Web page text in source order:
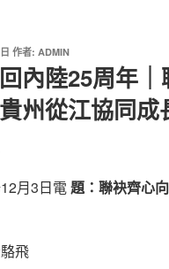
作者: ADMIN
內陸25周年
州從江協同
月3日電題：聯袂齊心
飛